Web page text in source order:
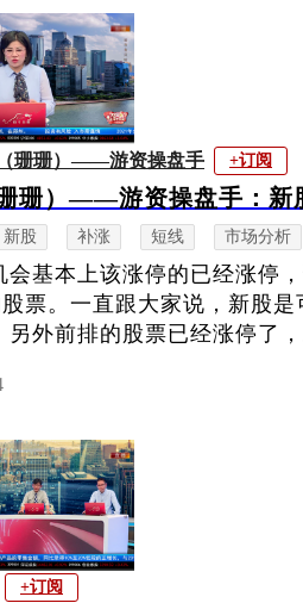
珊珊）——游资操盘手 +订阅
珊）——游资操盘手：新
新股 补涨 短线 市场分析
会基本上该涨停的已经涨停
票。一直跟大家说，新股
另外前排的股票已经涨停了
+订阅